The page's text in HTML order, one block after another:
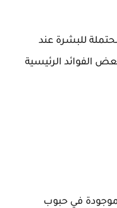
للبشرة عند
الفوائد الرئيسية
في حبوب